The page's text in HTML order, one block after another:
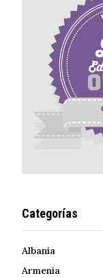
Categorías
Albania
Armenia